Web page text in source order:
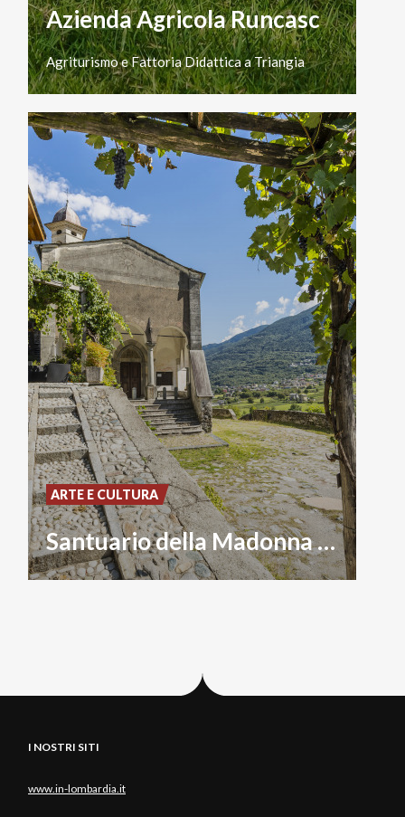
Azienda Agricola Runcasc
AgriturismoeFattoriaDidatticaaTriangia
Santuario della Madonna della Sassella
ARTE E CULTURA
I NOSTRI SITI
www.in-lombardia.it